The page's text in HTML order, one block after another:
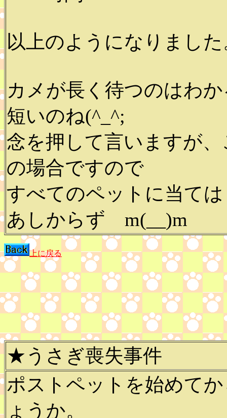
以上のようになりました
カメが長く待つのはわ
短いのね(^_^;
念を押して言いますが
の場合ですので
すべてのペットに当て
あしからず m(__)m
上に戻る
★うさぎ喪失事件
ポストペットを始めて
ょうか。